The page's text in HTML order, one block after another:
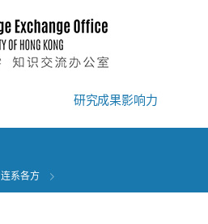
研究成果影响力
连系各方